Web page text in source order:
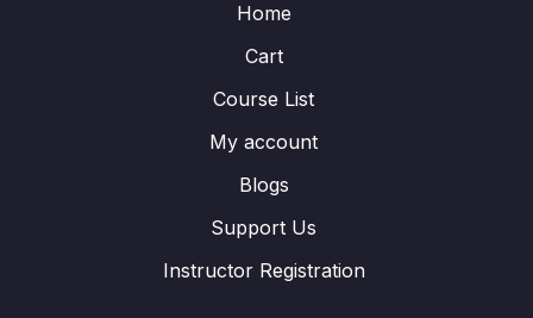
Home
Cart
Course List
My account
Blogs
Support Us
Instructor Registration